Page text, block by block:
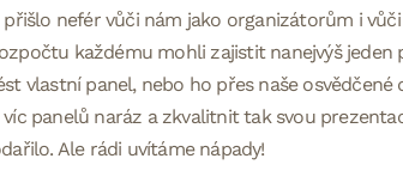
přišlo nefér vůči nám jako organizátorům i
každému mohli zajistit nanejvýš jeden
vlastní panel, nebo ho přes naše
panelů naráz a zkvalitnit tak svou
Ale rádi uvítáme nápady!